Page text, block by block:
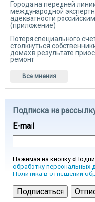
Города на передней
международной
адекватности
(приложение)
Потеря специального
столкнуться
домах в результате
ремонт
Все мнения
Подписка на
E-mail
Нажимая на кнопку
обработку персональных
Политика в отношении